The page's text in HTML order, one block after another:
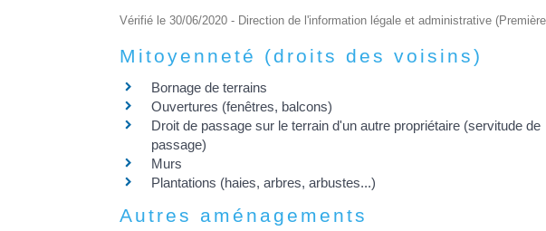
Vérifié le 30/06/2020 - Direction de l'information légale et administrative
Mitoyenneté (droits des voisins)
Bornage de terrains
Ouvertures (fenêtres, balcons)
Droit de passage sur le terrain d'un autre propriétaire (servitude de
passage)
Murs
Plantations (haies, arbres, arbustes...)
Autres aménagements